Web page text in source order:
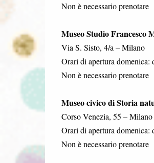
Non è necessario prenotare
Museo Studio Francesco
Via S. Sisto, 4/a – Milano
Orari di apertura domenica:
Non è necessario prenotare
Museo civico di Storia
Corso Venezia, 55 – Milano
Orari di apertura
Non è necessario prenotare